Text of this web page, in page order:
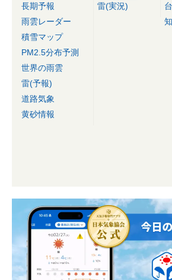
長期予報
雨雲レーダー
積雪マップ
PM2.5分布予測
世界の雨雲
雷(予報)
道路気象
黄砂情報
雷(実況)